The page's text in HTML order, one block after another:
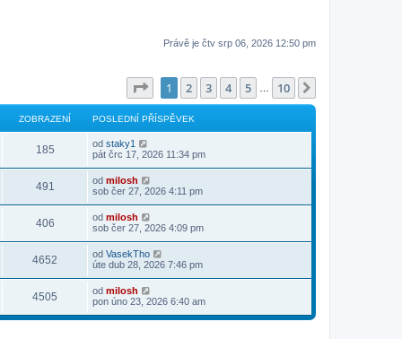
Právě je čtv srp 06, 2026 12:50 pm
Stránka z
1 2 3 4 5 10
ZOBRAZENÍ POSLEDNÍ PŘÍSPĚVEK
185 od staky1
pát črc 17, 2026 11:34 pm
491 od milosh
sob čer 27, 2026 4:11 pm
406 od milosh
sob čer 27, 2026 4:09 pm
4652 od VasekTho
úte dub 28, 2026 7:46 pm
4505 od milosh
pon úno 23, 2026 6:40 am